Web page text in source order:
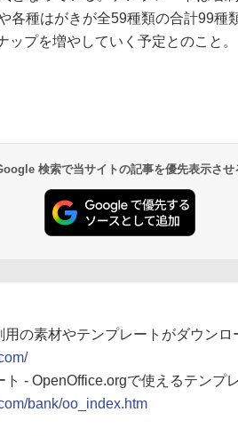
各種はがきが全59種類の合計99種
ップを増やしていく予定とのこと。
検索で当サイトの記事を優先表示させ
の素材やテンプレートがダウンロ
- OpenOffice.orgで使えるテンプ
bank/oo_index.htm